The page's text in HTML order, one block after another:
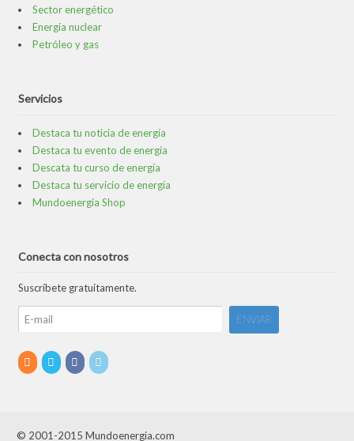
Sector energético
Energía nuclear
Petróleo y gas
Servicios
Destaca tu noticia de energía
Destaca tu evento de energía
Descata tu curso de energía
Destaca tu servicio de energía
Mundoenergia Shop
Conecta con nosotros
Suscríbete gratuitamente.
© 2001-2015 Mundoenergia.com